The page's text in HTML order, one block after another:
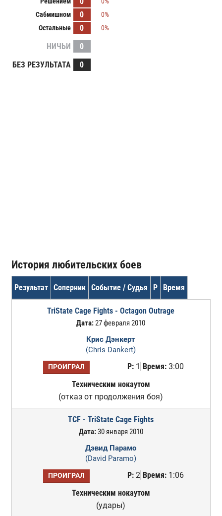
Сабмишном
0
0%
Остальные
0 0%
НИЧЬИ
0
БЕЗ РЕЗУЛЬТАТА
0
История любительских боев
Результат Соперник Событие / Судья Р Время
TriState Cage Fights - Octagon Outrage
Дата:27 февраля 2010
Крис Дэнкерт
(Chris Dankert)
ПРОИГРАЛ Р:1 Время:3:00
Техническим нокаутом
(отказ от продолжения боя)
TCF - TriState Cage Fights
Дата:30 января 2010
Дэвид Парамо
(David Paramo)
ПРОИГРАЛ Р:2 Время:1:06
Техническим нокаутом
(удары)